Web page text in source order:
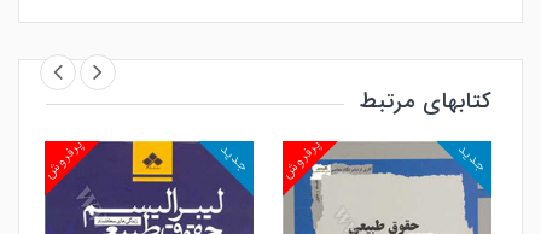
کتابهای مرتبط
پرفروش جدید پرفروش جدید